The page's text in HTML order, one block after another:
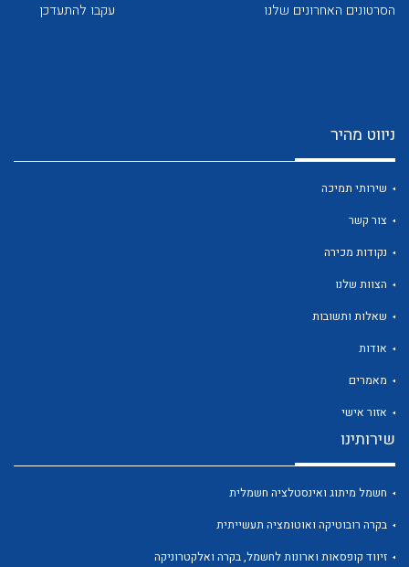
הסרטונים האחרונים שלנו עקבו להתעדכן
ניווט מהיר
שירותי תמיכה
צור קשר
נקודות מכירה
הצוות שלנו
שאלות ותשובות
אודות
מאמרים
אזור אישי
שירותינו
חשמל מיתוג ואינסטלציה חשמלית
בקרה רובוטיקה ואוטומציה תעשייתית
זיווד קופסאות וארונות לחשמל, בקרה ואלקטרוניקה